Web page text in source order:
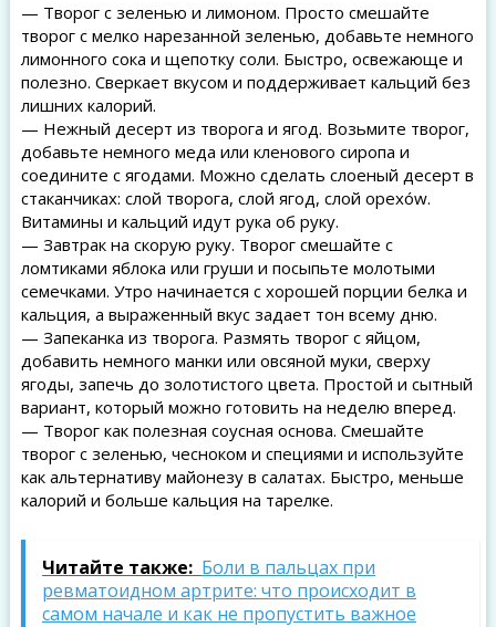
— Творог с зеленью и лимоном. Просто смешайте
творог с мелко нарезанной зеленью, добавьте немного
лимонного сока и щепотку соли. Быстро, освежающе и
полезно. Сверкает вкусом и поддерживает кальций без
лишних калорий.
— Нежный десерт из творога и ягод. Возьмите творог,
добавьте немного меда или кленового сиропа и
соедините с ягодами. Можно сделать слоеный десерт в
стаканчиках: слой творога, слой ягод, слой орехów.
Витамины и кальций идут рука об руку.
— Завтрак на скорую руку. Творог смешайте с
ломтиками яблока или груши и посыпьте молотыми
семечками. Утро начинается с хорошей порции белка и
кальция, а выраженный вкус задает тон всему дню.
— Запеканка из творога. Размять творог с яйцом,
добавить немного манки или овсяной муки, сверху
ягоды, запечь до золотистого цвета. Простой и сытный
вариант, который можно готовить на неделю вперед.
— Творог как полезная соусная основа. Смешайте
творог с зеленью, чесноком и специями и используйте
как альтернативу майонезу в салатах. Быстро, меньше
калорий и больше кальция на тарелке.
Читайте также: Боли в пальцах при
ревматоидном артрите: что происходит в
самом начале и как не пропустить важное